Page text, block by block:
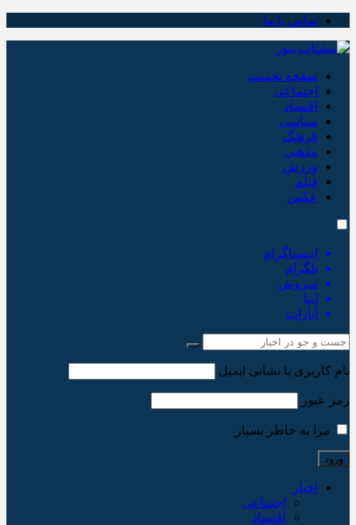
تماس با ما
صفحه نخست
اجتماعی
اقتصاد
سیاسی
فرهنگ
مذهبی
ورزش
فیلم
عکس
اینستاگرام
تلگرام
سروش
ایتا
آپارات
نام کاربری یا نشانی ایمیل
رمز عبور
مرا به خاطر بسپار
اخبار
اجتماعی
اقتصاد